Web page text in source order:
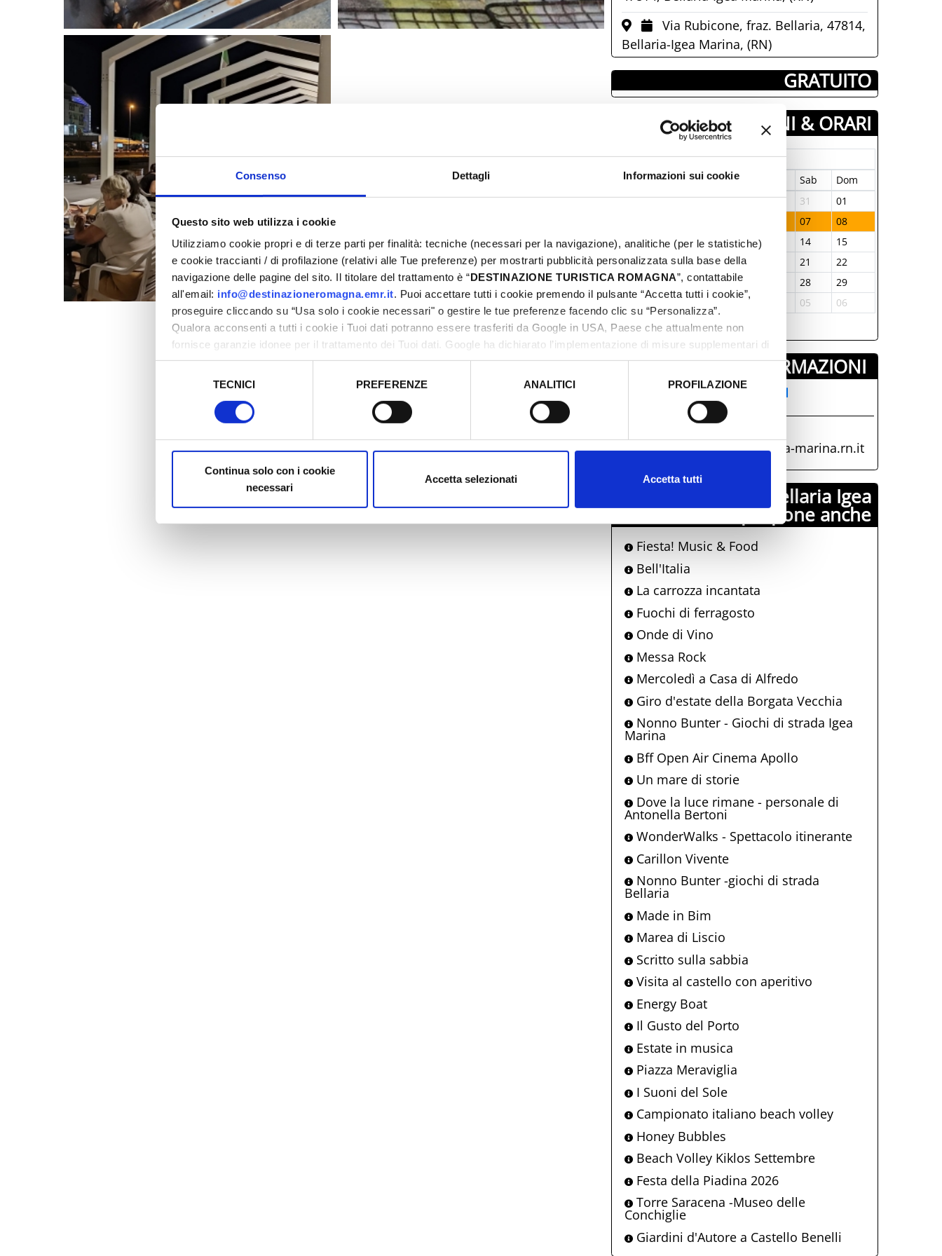
Consenso Dettagli Informazioni sui cookie
Questo sito web utilizza i cookie
Utilizziamo cookie propri e di terze parti per finalità: tecniche (necessari per la navigazione), analitiche (per le statistiche)
e cookie traccianti / di profilazione (relativi alle Tue preferenze) per mostrarti pubblicità personalizzata sulla base della
navigazione delle pagine del sito. Il titolare del trattamento è “DESTINAZIONE TURISTICA ROMAGNA”, contattabile
all'email: info@destinazioneromagna.emr.it. Puoi accettare tutti i cookie premendo il pulsante “Accetta tutti i cookie”,
proseguire cliccando su “Usa solo i cookie necessari" o gestire le tue preferenze facendo clic su “Personalizza”.
Qualora acconsenti a tutti i cookie i Tuoi dati potranno essere trasferiti da Google in USA, Paese che attualmente non
fornisce garanzie idonee per il trattamento dei Tuoi dati. Google ha dichiarato l’implementazione di misure supplementari di
sicurezza a Tutela dei navigatori, che abbiamo valutato essere sufficienti.
TECNICI PREFERENZE ANALITICI PROFILAZIONE
Continua solo con i cookie
necessari
Accetta selezionati Accetta tutti
Via Rubicone, fraz. Bellaria, 47814,
Bellaria-Igea Marina, (RN)
­ GRATUITO
GIORNI & ORARI
Settembre-2024
Lun
Mar Mer Gio Sab
Dom
26
27 28 29 30 31
01
07
08
09
10 11 12 14
15
16
17 18 19 21
22
23
24 25 26 28
29
05 06
INFORMAZIONI ­
IAT BELLARIA INFORMAZIONI
ACCOGLIENZA TURISTICA
+39 0541 343808
iat@comune.bellaria-igea-marina.rn.it
Comune di Bellaria Igea
Marina propone anche
Fiesta! Music & Food
Bell'Italia
La carrozza incantata
Fuochi di ferragosto
Onde di Vino
Messa Rock
Mercoledì a Casa di Alfredo
Giro d'estate della Borgata Vecchia
Nonno Bunter - Giochi di strada Igea
Marina
Bff Open Air Cinema Apollo
Un mare di storie
Dove la luce rimane - personale di
Antonella Bertoni
WonderWalks - Spettacolo itinerante
Carillon Vivente
Nonno Bunter -giochi di strada
Bellaria
Made in Bim
Marea di Liscio
Scritto sulla sabbia
Visita al castello con aperitivo
Energy Boat
Il Gusto del Porto
Estate in musica
Piazza Meraviglia
I Suoni del Sole
Campionato italiano beach volley
Honey Bubbles
Beach Volley Kiklos Settembre
Festa della Piadina 2026
Torre Saracena -Museo delle
Conchiglie
Giardini d'Autore a Castello Benelli